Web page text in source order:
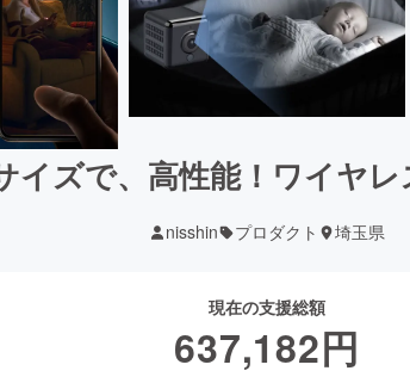
ズで、高性能！ワイヤレ
nisshin プロダクト 埼玉県
現在の支援総額
637,182円